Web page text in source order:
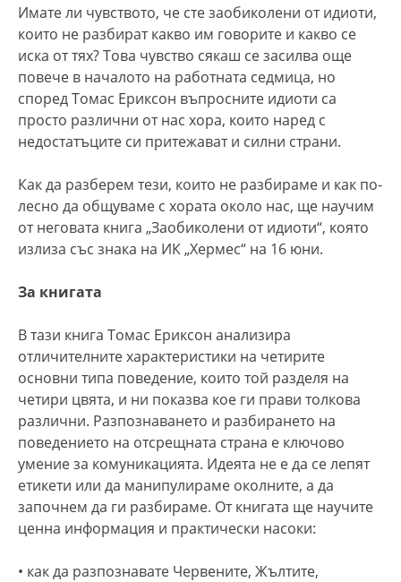
Имате ли чувството, че сте заобиколени от идиоти,
които не разбират какво им говорите и какво се
иска от тях? Това чувство сякаш се засилва още
повече в началото на работната седмица, но
според Томас Ериксон въпросните идиоти са
просто различни от нас хора, които наред с
недостатъците си притежават и силни страни.
Как да разберем тези, които не разбираме и как по-
лесно да общуваме с хората около нас, ще научим
от неговата книга „Заобиколени от идиоти“, която
излиза със знака на ИК „Хермес“ на 16 юни.
За книгата
В тази книга Томас Ериксон анализира
отличителните характеристики на четирите
основни типа поведение, които той разделя на
четири цвята, и ни показва кое ги прави толкова
различни. Разпознаването и разбирането на
поведението на отсрещната страна е ключово
умение за комуникацията. Идеята не е да се лепят
етикети или да манипулираме околните, а да
започнем да ги разбираме. От книгата ще научите
ценна информация и практически насоки:
• как да разпознавате Червените, Жълтите,